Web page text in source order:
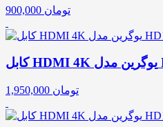
900,000 تومان
1,950,000 تومان